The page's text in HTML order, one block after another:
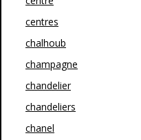
centres
chalhoub
champagne
chandelier
chandeliers
chanel